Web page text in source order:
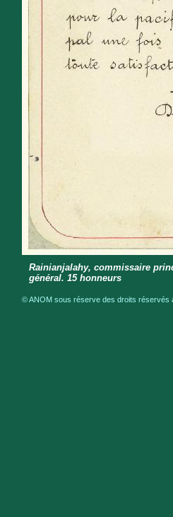
Rainianjalahy, commissaire
général. 15 honneurs
© ANOM sous réserve des droits réservés